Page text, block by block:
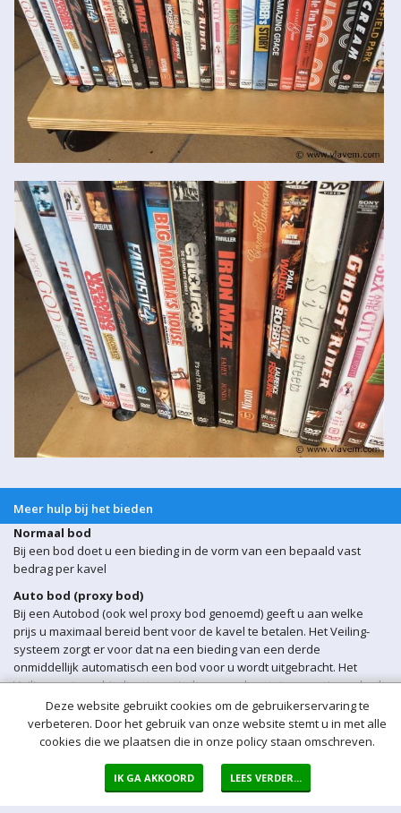
Meer hulp bij het bieden
Normaal bod
Bij een bod doet u een bieding in de vorm van een bepaald vast
bedrag per kavel
Auto bod (proxy bod)
Bij een Autobod (ook wel proxy bod genoemd) geeft u aan welke
prijs u maximaal bereid bent voor de kavel te betalen. Het Veiling-
systeem zorgt er voor dat na een bieding van een derde
onmiddellijk automatisch een bod voor u wordt uitgebracht. Het
Veiling-systeem biedt automatisch voor u door tot uw maximum bod
is bereikt.
Sluitingsmoment kavel
Indien er op een bepaald moment een bieding op een kavel wordt
ontvangen binnen 5 min voor sluiting van de veiling, wordt het
sluitingsmoment van de betreffende kavel automatisch verlengd
Deze website gebruikt cookies om de gebruikerservaring te
verbeteren. Door het gebruik van onze website stemt u in met alle
cookies die we plaatsen die in onze policy staan omschreven.
IK GA AKKOORD LEES VERDER...